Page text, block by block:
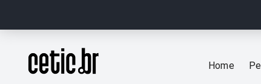
Página inicial
Home